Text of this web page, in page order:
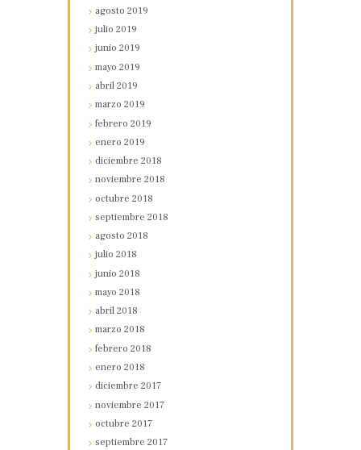
agosto2019
julio2019
junio2019
mayo2019
abril2019
marzo2019
febrero2019
enero2019
diciembre2018
noviembre2018
octubre2018
septiembre2018
agosto2018
julio2018
junio2018
mayo2018
abril2018
marzo2018
febrero2018
enero2018
diciembre2017
noviembre2017
octubre2017
septiembre2017